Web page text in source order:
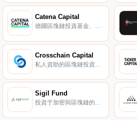
Catena Capital
德國區塊鏈投資基金、創業加速器。
Crosschain Capital
Sigil Fund
投資于加密與區塊鏈的私人投資基金。